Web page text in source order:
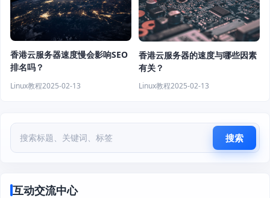
香港云服务器速度慢会影响SEO
排名吗？
Linux教程2025-02-13
香港云服务器的速度与哪些因素
有关？
Linux教程2025-02-13
搜索
互动交流中心